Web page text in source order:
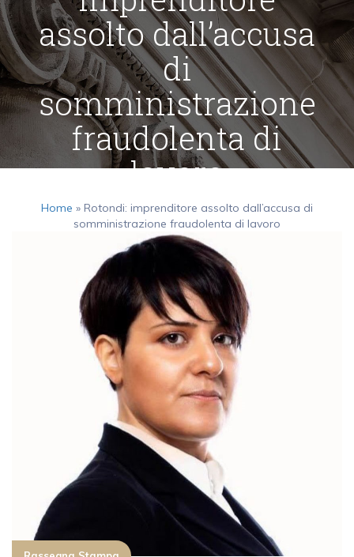
assolto dall’accusa
di
somministrazione
fraudolenta di
lavoro
Home » Rotondi: imprenditore assolto dall’accusa di
somministrazione fraudolenta di lavoro